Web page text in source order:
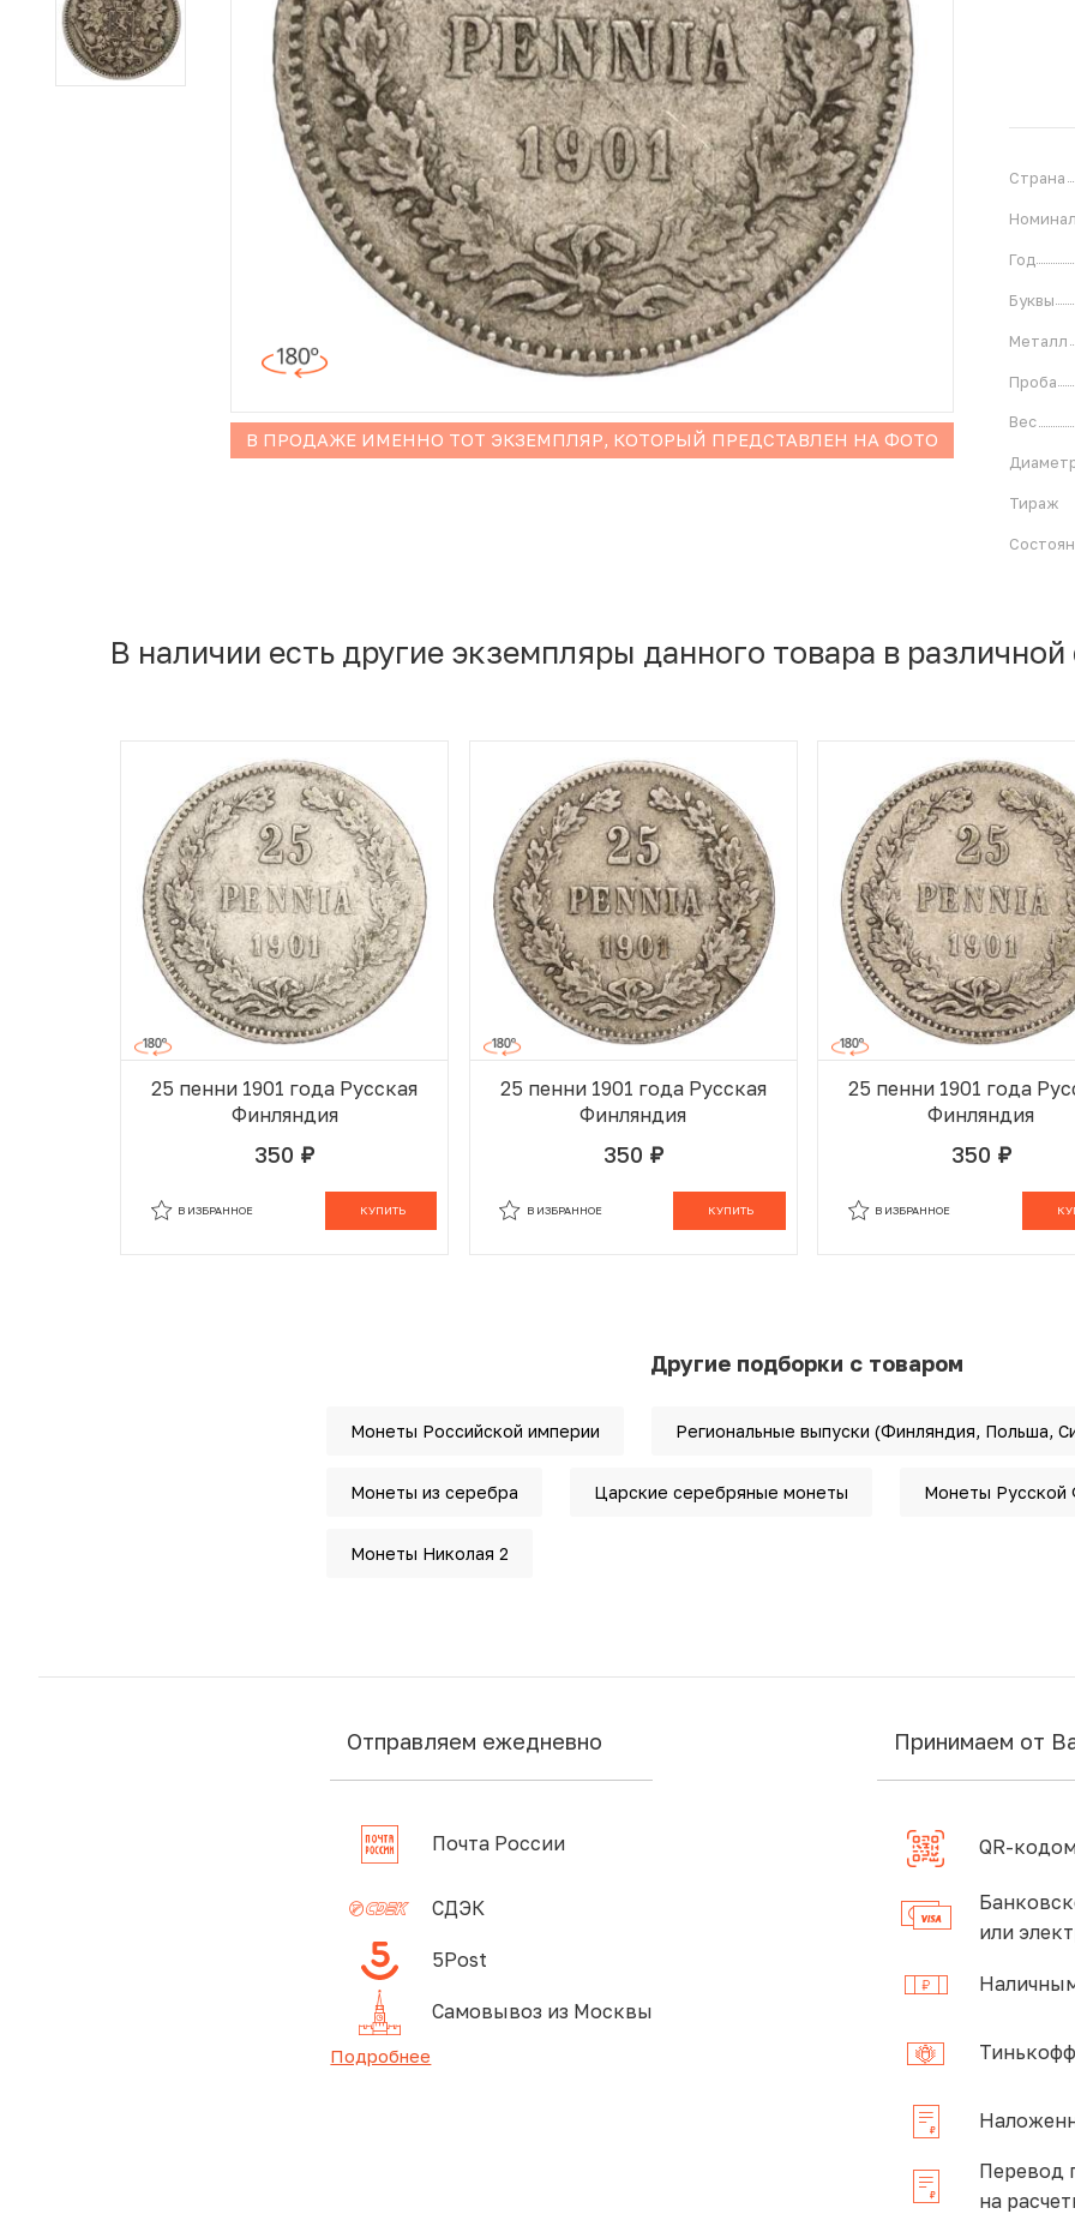
Иностранные монеты
Неофициальные выпуски монет (Unusual)
Античные и средневековые монеты
В ПРОДАЖЕ ИМЕННО ТОТ ЭКЗЕМПЛЯР, КОТОРЫЙ ПРЕДСТАВЛЕН НА ФОТО
Страна
Номинал
Год
Буквы
Металл
Проба
Вес
Тираж
В наличии есть другие экземпляры данного товара в различной
25 пенни 1901 года Русская
Финляндия
350 руб.
КУПИТЬ
В ИЗБРАННОЕ
25 пенни 1901 года Русская
Финляндия
350 руб.
КУПИТЬ
В ИЗБРАННОЕ
25 пенни 1901 года
Финляндия
350 руб.
В ИЗБРАННОЕ
Другие подборки с товаром
Монеты Российской империи Региональные выпуски (Финляндия, Польша,
Монеты из серебра Царские серебряные монеты Монеты Русской
Монеты Николая 2
Отправляем ежедневно
Почта России
СДЭК
5Post
Самовывоз из Москвы
Подробнее
Принимаем от
QR-
или
Перевод
на